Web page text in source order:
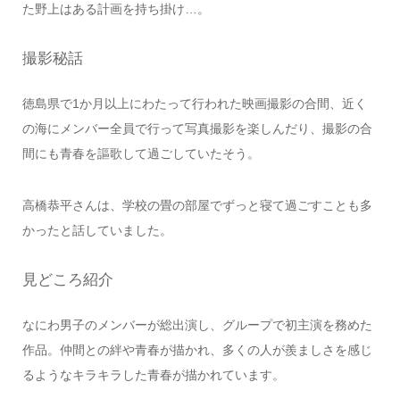
た野上はある計画を持ち掛け…。
撮影秘話
徳島県で1か月以上にわたって行われた映画撮影の合間、近く
の海にメンバー全員で行って写真撮影を楽しんだり、撮影の合
間にも青春を謳歌して過ごしていたそう。
高橋恭平さんは、学校の畳の部屋でずっと寝て過ごすことも多
かったと話していました。
見どころ紹介
なにわ男子のメンバーが総出演し、グループで初主演を務めた
作品。仲間との絆や青春が描かれ、多くの人が羨ましさを感じ
るようなキラキラした青春が描かれています。